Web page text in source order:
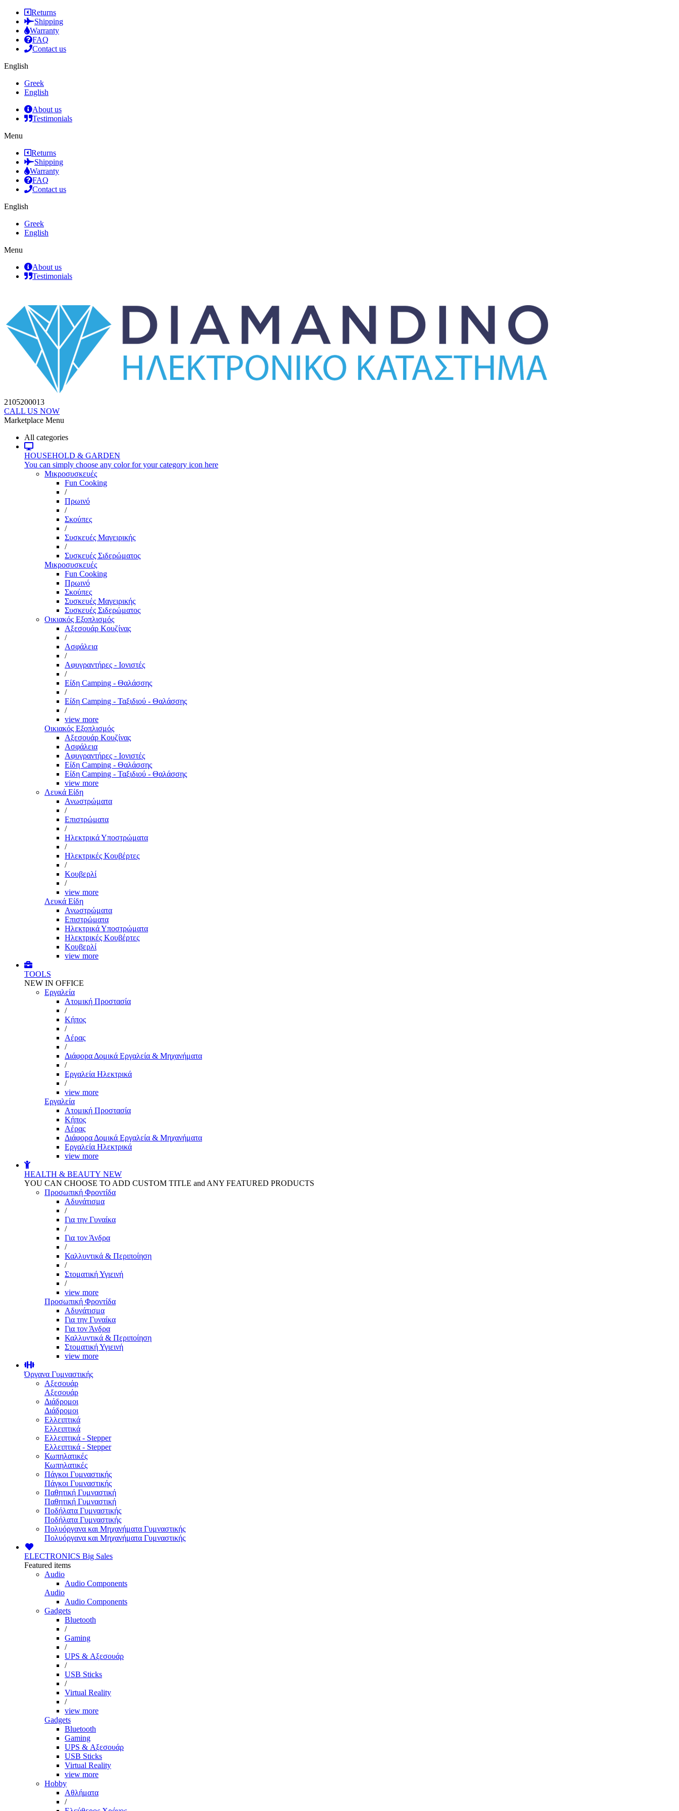
Returns
Shipping
Warranty
FAQ
Contact us
English
Greek
English
About us
Testimonials
Menu
Returns
Shipping
Warranty
FAQ
Contact us
English
Greek
English
Menu
About us
Testimonials
2105200013
CALL US NOW
Marketplace Menu
All categories
HOUSEHOLD & GARDEN
You can simply choose any color for your category icon here
Μικροσυσκευές
Fun Cooking
/
Πρωινό
/
Σκούπες
/
Συσκευές Μαγειρικής
/
Συσκευές Σιδερώματος
Μικροσυσκευές
Fun Cooking
Πρωινό
Σκούπες
Συσκευές Μαγειρικής
Συσκευές Σιδερώματος
Οικιακός Εξοπλισμός
Αξεσουάρ Κουζίνας
/
Ασφάλεια
/
Αφυγραντήρες - Ιονιστές
/
Είδη Camping - Θαλάσσης
/
Είδη Camping - Ταξιδιού - Θαλάσσης
/
view more
Οικιακός Εξοπλισμός
Αξεσουάρ Κουζίνας
Ασφάλεια
Αφυγραντήρες - Ιονιστές
Είδη Camping - Θαλάσσης
Είδη Camping - Ταξιδιού - Θαλάσσης
view more
Λευκά Είδη
Ανωστρώματα
/
Επιστρώματα
/
Ηλεκτρικά Υποστρώματα
/
Ηλεκτρικές Κουβέρτες
/
Κουβερλί
/
view more
Λευκά Είδη
Ανωστρώματα
Επιστρώματα
Ηλεκτρικά Υποστρώματα
Ηλεκτρικές Κουβέρτες
Κουβερλί
view more
TOOLS
NEW IN OFFICE
Εργαλεία
Aτομική Προστασία
/
Kήπος
/
Αέρας
/
Διάφορα Δομικά Εργαλεία & Μηχανήματα
/
Εργαλεία Ηλεκτρικά
/
view more
Εργαλεία
Aτομική Προστασία
Kήπος
Αέρας
Διάφορα Δομικά Εργαλεία & Μηχανήματα
Εργαλεία Ηλεκτρικά
view more
HEALTH & BEAUTY NEW
YOU CAN CHOOSE TO ADD CUSTOM TITLE and ANY FEATURED PRODUCTS
Προσωπική Φροντίδα
Αδυνάτισμα
/
Για την Γυναίκα
/
Για τον Άνδρα
/
Καλλυντικά & Περιποίηση
/
Στοματική Υγιεινή
/
view more
Προσωπική Φροντίδα
Αδυνάτισμα
Για την Γυναίκα
Για τον Άνδρα
Καλλυντικά & Περιποίηση
Στοματική Υγιεινή
view more
Όργανα Γυμναστικής
Αξεσουάρ
Αξεσουάρ
Διάδρομοι
Διάδρομοι
Ελλειπτικά
Ελλειπτικά
Ελλειπτικά - Stepper
Ελλειπτικά - Stepper
Κωπηλατικές
Κωπηλατικές
Πάγκοι Γυμναστικής
Πάγκοι Γυμναστικής
Παθητική Γυμναστική
Παθητική Γυμναστική
Ποδήλατα Γυμναστικής
Ποδήλατα Γυμναστικής
Πολυόργανα και Μηχανήματα Γυμναστικής
Πολυόργανα και Μηχανήματα Γυμναστικής
ELECTRONICS Big Sales
Featured items
Audio
Audio Components
Audio
Audio Components
Gadgets
Bluetooth
/
Gaming
/
UPS & Αξεσουάρ
/
USB Sticks
/
Virtual Reality
/
view more
Gadgets
Bluetooth
Gaming
UPS & Αξεσουάρ
USB Sticks
Virtual Reality
view more
Hobby
Αθλήματα
/